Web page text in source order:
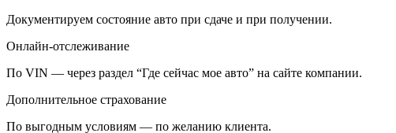
Документируем состояние авто при сдаче и при получении.
Онлайн-отслеживание
По VIN — через раздел “Где сейчас мое авто” на сайте компании.
Дополнительное страхование
По выгодным условиям — по желанию клиента.